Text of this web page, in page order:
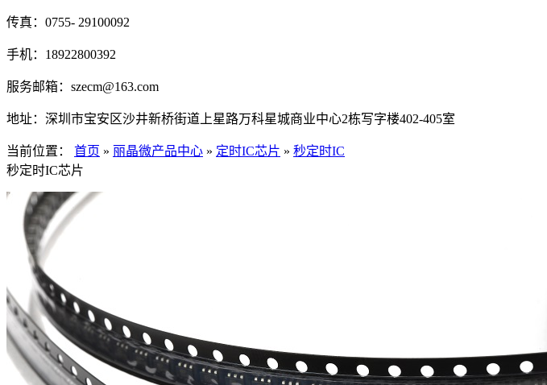
传真： 0755- 29100092
手机： 18922800392
服务邮箱： szecm@163.com
地址： 深圳市宝安区沙井新桥街道上星路万科星城商业中心2栋写字楼402-405室
当前位置： 首页 » 丽晶微产品中心 » 定时IC芯片 » 秒定时IC
秒定时IC芯片